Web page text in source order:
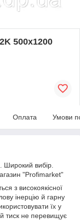
500x1200
Оплата Умови
Широкий вибір.
"Profimarket"
з високоякісної
інерцію й гарну
їх у
тиск не перевищує